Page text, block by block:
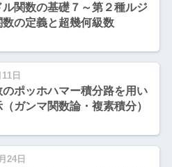
ル関数の基礎７～第２種ルジ
数の定義と超幾何級数
日
ポッホハマー積分路を用い
ガンマ関数論・複素積分）
24日